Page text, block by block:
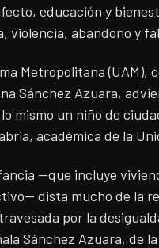
educación y
violencia, abandono y
Metropolitana (UAM),
Sánchez Azuara,
mismo un niño de
académica de la
—que incluye
dista mucho de la
por la
Sánchez Azuara, de